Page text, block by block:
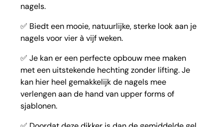
nagels.
✅ Biedt een mooie, natuurlijke, sterke look aan je
nagels voor vier à vijf weken.
✅ Je kan er een perfecte opbouw mee maken
met een uitstekende hechting zonder lifting. Je
kan hier heel gemakkelijk de nagels mee
verlengen aan de hand van upper forms of
sjablonen.